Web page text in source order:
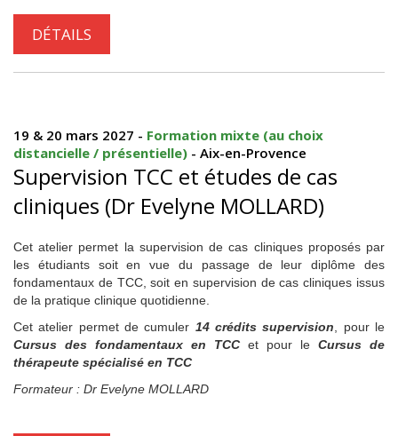
DÉTAILS
19 & 20 mars 2027 - Formation mixte (au choix
distancielle / présentielle) - Aix-en-Provence
Supervision TCC et études de cas
cliniques (Dr Evelyne MOLLARD)
Cet atelier permet la supervision de cas cliniques proposés par
les étudiants soit en vue du passage de leur diplôme des
fondamentaux de TCC, soit en supervision de cas cliniques issus
de la pratique clinique quotidienne.
Cet atelier permet de cumuler 14 crédits supervision , pour le
Cursus des fondamentaux en TCC et pour le Cursus de
thérapeute spécialisé en TCC
Formateur : Dr Evelyne MOLLARD